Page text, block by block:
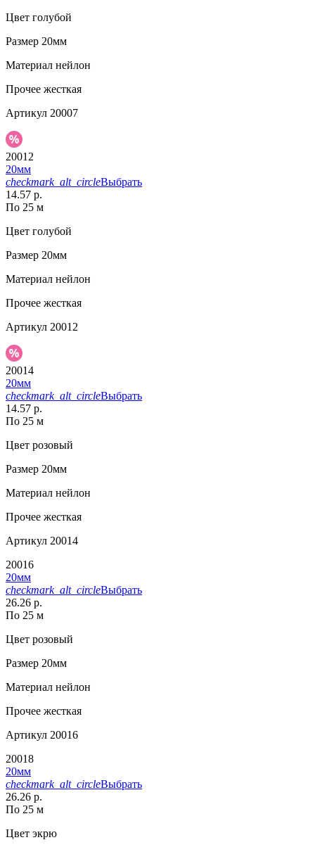
Цвет голубой
Размер 20мм
Материал нейлон
Прочее жесткая
Артикул 20007
20012
20мм
checkmark_alt_circleВыбрать
14.57 р.
По 25 м
Цвет голубой
Размер 20мм
Материал нейлон
Прочее жесткая
Артикул 20012
20014
20мм
checkmark_alt_circleВыбрать
14.57 р.
По 25 м
Цвет розовый
Размер 20мм
Материал нейлон
Прочее жесткая
Артикул 20014
20016
20мм
checkmark_alt_circleВыбрать
26.26 р.
По 25 м
Цвет розовый
Размер 20мм
Материал нейлон
Прочее жесткая
Артикул 20016
20018
20мм
checkmark_alt_circleВыбрать
26.26 р.
По 25 м
Цвет экрю